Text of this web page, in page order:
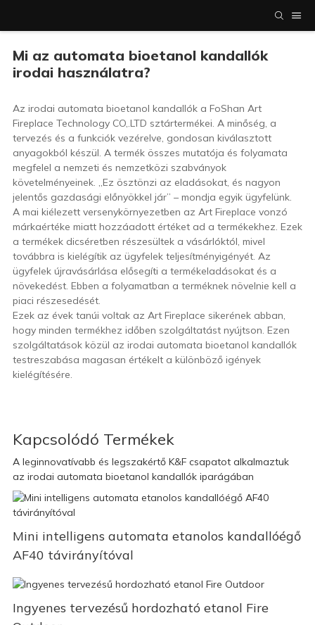
Mi az automata bioetanol kandallók
irodai használatra?
Az irodai automata bioetanol kandallók a FoShan Art
Fireplace Technology CO,.LTD sztártermékei. A minőség, a
tervezés és a funkciók vezérelve, gondosan kiválasztott
anyagokból készül. A termék összes mutatója és folyamata
megfelel a nemzeti és nemzetközi szabványok
követelményeinek. „Ez ösztönzi az eladásokat, és nagyon
jelentős gazdasági előnyökkel jár” – mondja egyik ügyfelünk.
A mai kiélezett versenykörnyezetben az Art Fireplace vonzó
márkaértéke miatt hozzáadott értéket ad a termékekhez. Ezek
a termékek dicséretben részesültek a vásárlóktól, mivel
továbbra is kielégítik az ügyfelek teljesítményigényét. Az
ügyfelek újravásárlása elősegíti a termékeladásokat és a
növekedést. Ebben a folyamatban a terméknek növelnie kell a
piaci részesedését.
Ezek az évek tanúi voltak az Art Fireplace sikerének abban,
hogy minden termékhez időben szolgáltatást nyújtson. Ezen
szolgáltatások közül az irodai automata bioetanol kandallók
testreszabása magasan értékelt a különböző igények
kielégítésére.
Kapcsolódó Termékek
A leginnovatívabb és legszakértő K&F csapatot alkalmaztuk
az irodai automata bioetanol kandallók iparágában
Mini intelligens automata etanolos kandallóégő
AF40 távirányítóval
Ingyenes tervezésű hordozható etanol Fire